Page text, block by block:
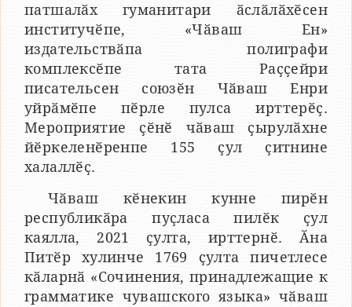
патшалӑх гуманитари ӑслӑлӑхӗсен
институчӗпе, «Чӑваш Ен»
издательствӑпа полиграфи
комплексӗпе тата Раҫҫейри
писательсен союзӗн Чӑваш Енри
уйрӑмӗпе пӗрле пулса ирттерӗҫ.
Мероприятие ҫӗнӗ чӑваш ҫырулӑхне
йӗркеленӗренпе 155 ҫул ҫитнине
халаллӗҫ.
Чӑваш кӗнекин кунне пирӗн
республикӑра пуҫласа пилӗк ҫул
каялла, 2021 ҫулта, ирттернӗ. Ӑна
Питӗр хулинче 1769 ҫулта пичетлесе
кӑларнӑ «Сочинения, принадлежащие к
грамматике чувашского языка» чӑваш